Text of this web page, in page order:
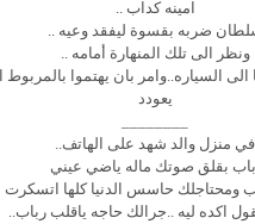
امينه كداب ..
ضربه بقسوة ليفقد وعيه ..
ونظر الى تلك المنهارة أمامه ..
السياره..وامر بان يهتموا
يعودد
في منزل والد شهد على الهاتف..
بقلق صوتك ماله ياضي عيني
ومحتاجلك حاسس الدنيا كلها
اكده ليه ..جرالك حاجه ياقلب رباب..